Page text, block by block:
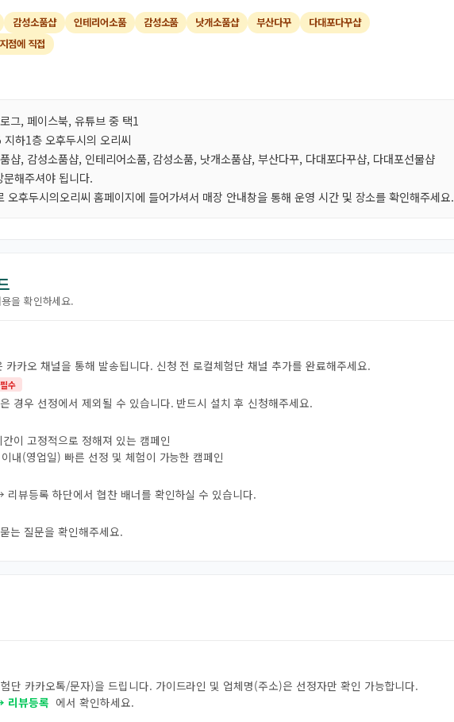
감성소품샵 인테리어소품 감성소품 낫개소품샵 부산다꾸
다대포다꾸샵
점에 직접
그, 페이스북, 유튜브 중 택1
하1층 오후두시의 오리씨
샵, 감성소품샵, 인테리어소품, 감성소품, 낫개소품샵, 부산다꾸, 다대포다꾸샵, 다대포선물샵
해주셔야 됩니다.
후두시의오리씨 홈페이지에 들어가셔서 매장 안내창을 통해 운영 시간 및 장소를 확인해주세요.
을 확인하세요.
카카오 채널을 통해 발송됩니다. 신청 전 로컬체험단 채널 추가를 완료해주세요.
필수
경우 선정에서 제외될 수 있습니다. 반드시 설치 후 신청해주세요.
이 고정적으로 정해져 있는 캠페인
내(영업일) 빠른 선정 및 체험이 가능한 캠페인
뷰등록 하단에서 협찬 배너를 확인하실 수 있습니다.
는 질문을 확인해주세요.
단 카카오톡/문자)을 드립니다. 가이드라인 및 업체명(주소)은 선정자만 확인 가능합니다.
리뷰등록 에서 확인하세요.